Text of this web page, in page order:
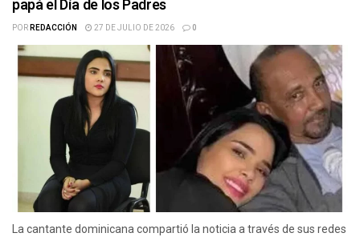
papá el Día de los Padres
PORREDACCIÓN 27 DE JULIO DE 2026 0
La cantante dominicana compartió la noticia a través de sus redes